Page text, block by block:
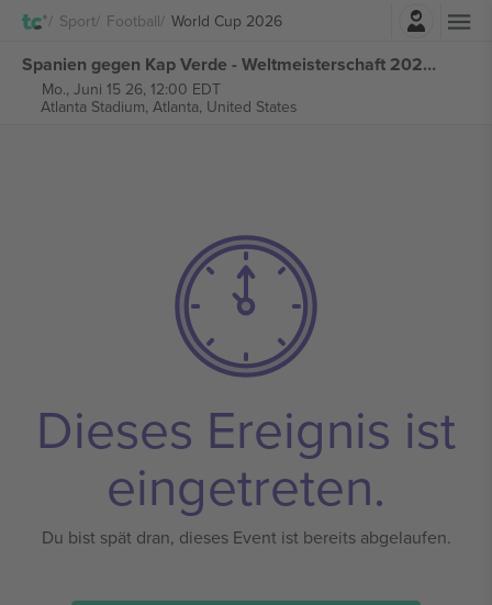
Sport Football World Cup 2026Einloggen
Spanien gegen Kap Verde - Weltmeisterschaft 2026 - M14 Gruppe H tickets
Mo., Juni 15 26, 12:00 EDT
Atlanta Stadium, Atlanta, United States
Dieses Ereignis ist
eingetreten.
Du bist spät dran, dieses Event ist bereits abgelaufen.